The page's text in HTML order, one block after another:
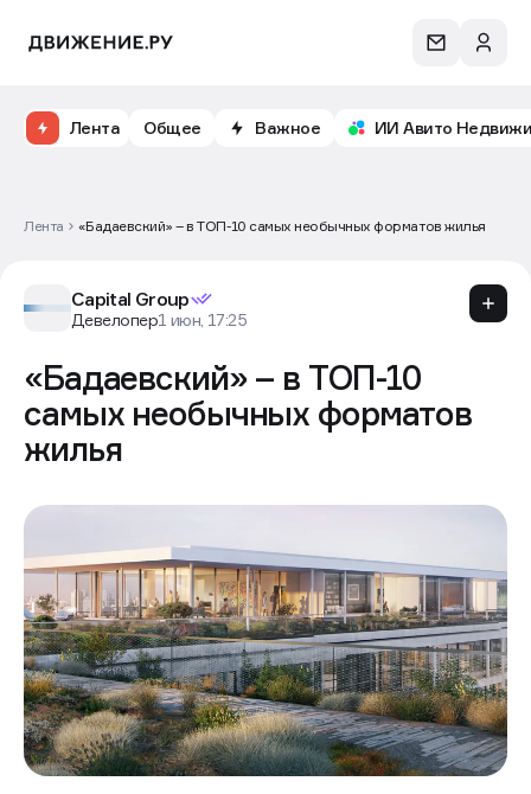
Лента Общее Важное ИИ Авито
Лента «Бадаевский» – в ТОП-10 самых необычных форматов жилья
Capital Group
Девелопер1 июн, 17:25
«Бадаевский» – в ТОП-10
самых необычных форматов
жилья